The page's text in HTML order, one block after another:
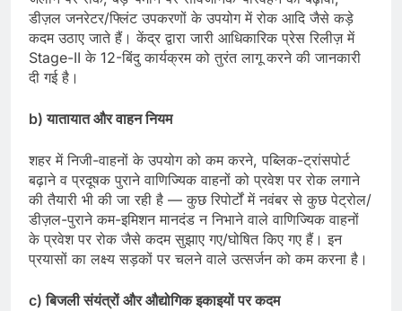
डीज़ल जनरेटर/फ्लिंट उपकरणों के उपयोग में रोक आदि जैसे कड़े
कदम उठाए जाते हैं। केंद्र द्वारा जारी आधिकारिक प्रेस रिलीज़ में
Stage-II के 12-बिंदु कार्यक्रम को तुरंत लागू करने की जानकारी
दी गई है।
b) यातायात और वाहन नियम
शहर में निजी-वाहनों के उपयोग को कम करने, पब्लिक-ट्रांसपोर्ट
बढ़ाने व प्रदूषक पुराने वाणिज्यिक वाहनों को प्रवेश पर रोक लगाने
की तैयारी भी की जा रही है — कुछ रिपोर्टों में नवंबर से कुछ पेट्रोल/
डीज़ल-पुराने कम-इमिशन मानदंड न निभाने वाले वाणिज्यिक वाहनों
के प्रवेश पर रोक जैसे कदम सुझाए गए/घोषित किए गए हैं। इन
प्रयासों का लक्ष्य सड़कों पर चलने वाले उत्सर्जन को कम करना है।
c) बिजली संयंत्रों और औद्योगिक इकाइयों पर कदम